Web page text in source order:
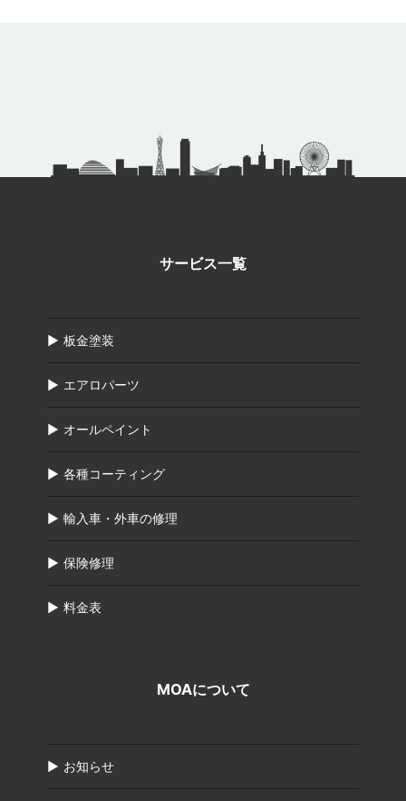
サービス一覧
板金塗装
エアロパーツ
オールペイント
各種コーティング
輸入車・外車の修理
保険修理
料金表
MOAについて
お知らせ